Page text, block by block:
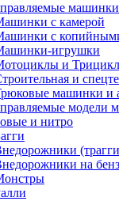
с камерой
с
игрушки
и
и
машинки и
модели
и нитро
на